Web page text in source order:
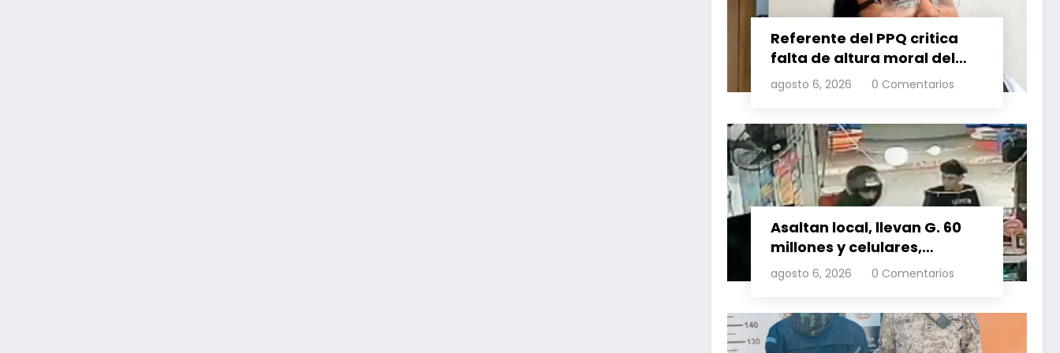
Referente del PPQ critica
falta de altura moral del
PLRA al aliarse con
corruptos
agosto 6, 2026 0 Comentarios
Asaltan local, llevan G. 60
millones y celulares,
recuperan dos celulares
mediante rastreo y
agosto 6, 2026 0 Comentarios